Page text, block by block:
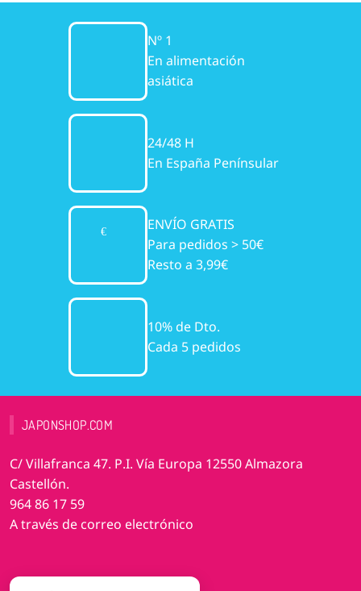
Nº 1
En alimentación
asiática
24/48 H
En España Penínsular
ENVÍO GRATIS
Para pedidos > 50€
Resto a 3,99€
10% de Dto.
Cada 5 pedidos
JAPONSHOP.COM
C/ Villafranca 47. P.I. Vía Europa 12550 Almazora
Castellón.
964 86 17 59
A través de correo electrónico